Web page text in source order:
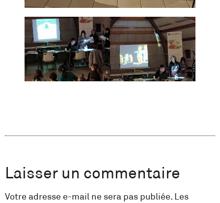
Laisser un commentaire
Votre adresse e-mail ne sera pas publiée. Les